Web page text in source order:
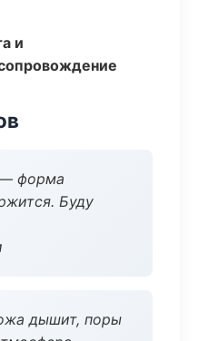
и
— форма
Буду
дышит, поры